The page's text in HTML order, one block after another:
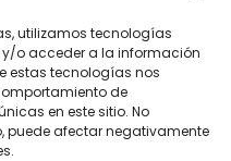
utilizamos tecnologías
o acceder a la información
estas tecnologías nos
de
en este sitio. No
puede afectar negativamente
608 584